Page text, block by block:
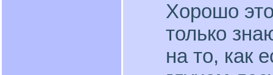
Хорошо
только
на то, как